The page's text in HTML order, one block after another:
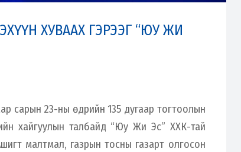
ХУВААХ ГЭРЭЭГ “ЮУ ЖИ
сарын 23-ны өдрийн 135 дугаар тогтоолын
хайгуулын талбайд “Юу Жи Эс” ХХК-тай
малтмал, газрын тосны газарт олгосон